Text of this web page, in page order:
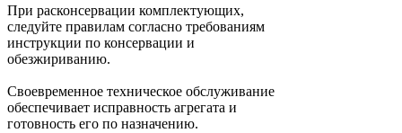
При расконсервации комплектующих,
следуйте правилам согласно требованиям
инструкции по консервации и
обезжириванию.
Своевременное техническое обслуживание
обеспечивает исправность агрегата и
готовность его по назначению.